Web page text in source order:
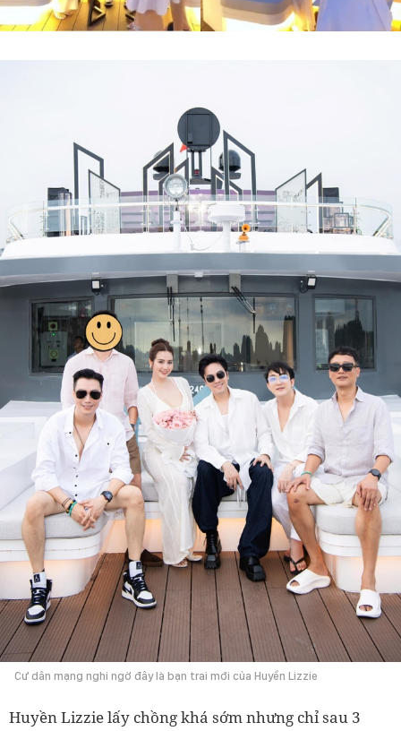
Cư dân mạng nghi ngờ đây là bạn trai mới của Huyền Lizzie
Huyền Lizzie lấy chồng khá sớm nhưng chỉ sau 3